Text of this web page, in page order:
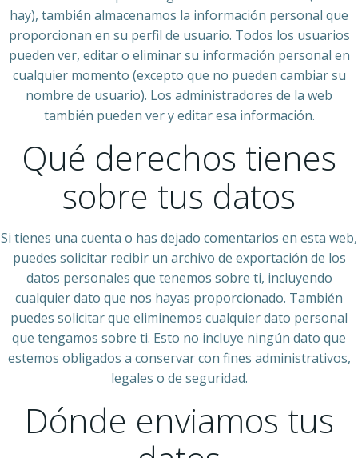
hay), también almacenamos la información personal que
proporcionan en su perfil de usuario. Todos los usuarios
pueden ver, editar o eliminar su información personal en
cualquier momento (excepto que no pueden cambiar su
nombre de usuario). Los administradores de la web
también pueden ver y editar esa información.
Qué derechos tienes
sobre tus datos
Si tienes una cuenta o has dejado comentarios en esta web,
puedes solicitar recibir un archivo de exportación de los
datos personales que tenemos sobre ti, incluyendo
cualquier dato que nos hayas proporcionado. También
puedes solicitar que eliminemos cualquier dato personal
que tengamos sobre ti. Esto no incluye ningún dato que
estemos obligados a conservar con fines administrativos,
legales o de seguridad.
Dónde enviamos tus